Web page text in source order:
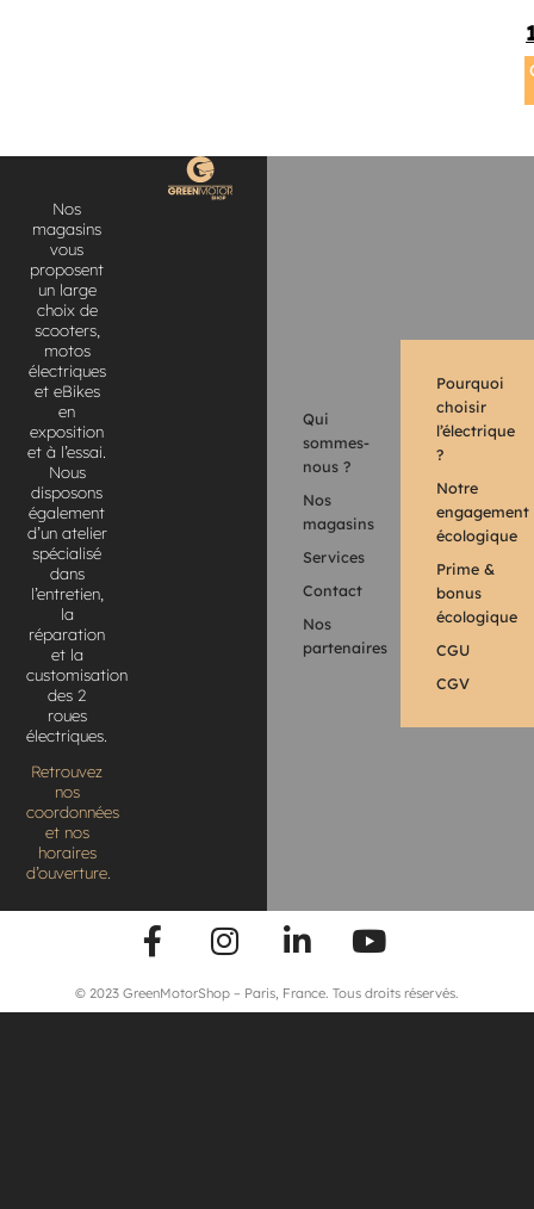
Nos
magasins
vous
proposent
un large
choix de
scooters,
motos
électriques
et eBikes
en
exposition
et à l’essai.
Nous
disposons
également
d’un atelier
spécialisé
dans
l’entretien,
la
réparation
et la
customisation
des 2
roues
électriques.
Retrouvez
nos
coordonnées
et nos
horaires
d’ouverture.
Qui
sommes-
nous ?
Nos
magasins
Services
Contact
Nos
partenaires
Pourquoi
choisir
l’électrique
?
Notre
engagement
écologique
Prime &
bonus
écologique
CGU
CGV
© 2023 GreenMotorShop – Paris, France. Tous droits réservés.